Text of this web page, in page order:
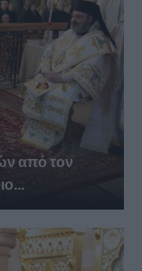
από τον